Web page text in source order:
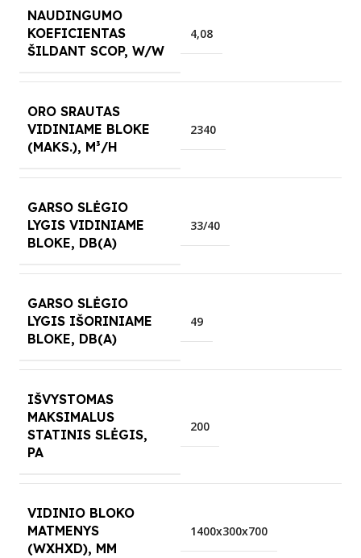
NAUDINGUMO
KOEFICIENTAS
ŠILDANT SCOP, W/W
4,08
ORO SRAUTAS
VIDINIAME BLOKE
(MAKS.), M³/H
2340
GARSO SLĖGIO
LYGIS VIDINIAME
BLOKE, DB(A)
33/40
GARSO SLĖGIO
LYGIS IŠORINIAME
BLOKE, DB(A)
49
IŠVYSTOMAS
MAKSIMALUS
STATINIS SLĖGIS,
PA
200
VIDINIO BLOKO
MATMENYS
(WXHXD), MM
1400x300x700